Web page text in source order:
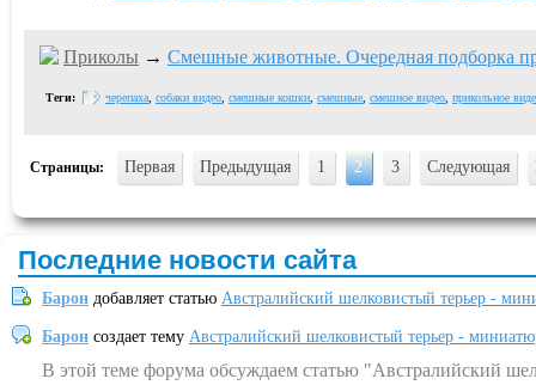
Приколы → Смешные животные. Очередная подборка
Теги: черепаха собаки видео смешные кошки смешные смешное видео прикольное
Страницы: Первая Предыдущая 1 2 3 Следующая
Последние новости сайта
Барон добавляет статью Австралийский шелковистый терьер -
Барон создает тему Австралийский шелковистый терьер -
В этой теме форума обсуждаем статью "Австралийский